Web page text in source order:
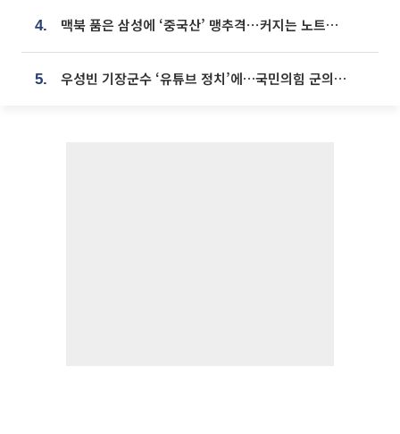
4. 맥북 품은 삼성에 ‘중국산’ 맹추격⋯커지는 노트북 OLED 시장
5. 우성빈 기장군수 ‘유튜브 정치’에…국민의힘 군의원들 집단 반발